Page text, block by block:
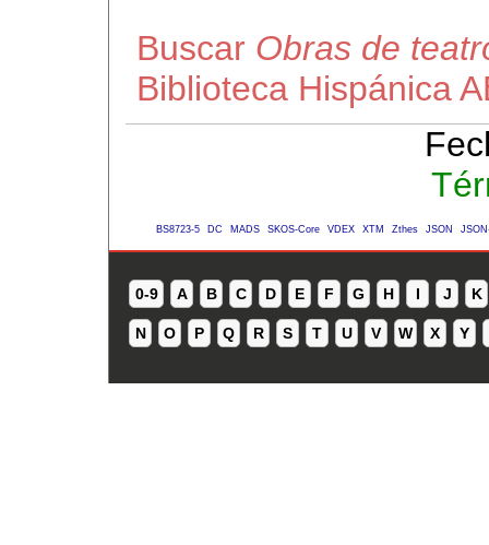
Buscar Obras de
Biblioteca Hispánica
BS8723-5 DC MADS SKOS-Core VDEX XTM Zthes JSON
0-9 A B C D E F G H I J K
N O P Q R S T U V W X Y